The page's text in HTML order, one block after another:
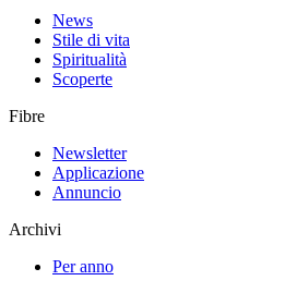
News
Stile di vita
Spiritualità
Scoperte
Fibre
Newsletter
Applicazione
Annuncio
Archivi
Per anno